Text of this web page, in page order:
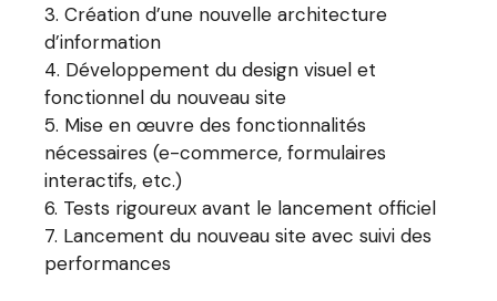
Création d’une nouvelle architecture
d’information
Développement du design visuel et
fonctionnel du nouveau site
Mise en œuvre des fonctionnalités
nécessaires (e-commerce, formulaires
interactifs, etc.)
Tests rigoureux avant le lancement officiel
Lancement du nouveau site avec suivi des
performances